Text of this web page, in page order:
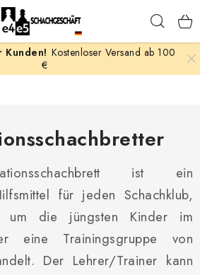
Kostenloser Versand ab 100
€
ist ein
für jeden Schachklub,
die jüngsten Kinder im
eine Trainingsgruppe von
Der Lehrer/Trainer kann